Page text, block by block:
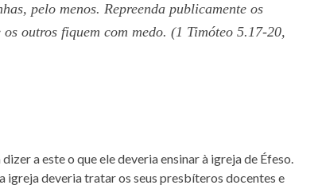
pelo menos. Repreenda publicamente os
outros fiquem com medo. (1 Timóteo 5.17-20,
a este o que ele deveria ensinar à igreja de Éfeso.
igreja deveria tratar os seus presbíteros docentes e